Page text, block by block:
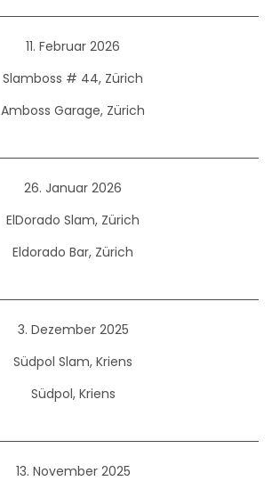
11. Februar 2026
Slamboss # 44, Zürich
Amboss Garage, Zürich
26. Januar 2026
ElDorado Slam, Zürich
Eldorado Bar, Zürich
3. Dezember 2025
Südpol Slam, Kriens
Südpol, Kriens
13. November 2025